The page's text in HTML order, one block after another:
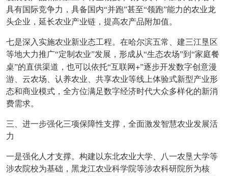
具有国际竞争力，具备国内“并跑”甚至“领跑”能力的农业龙
头企业，延长农业产业链，提高农产品附加值。
七是深入实施农业新业态工程。在哈尔滨五常、建三江垦区
等地大力推广“定制农业”发展，形成从“生态农场”到“家庭餐
桌”的直供渠道，也可以依托“互联网 +”逐步开发数字创意漫
游、云农场、认养农业、共享农业等线上体验式新型产业形
态和商业模式，全方位满足数字经济时代大众多样化的新消
费需求。
三、进一步强化三项保障性支撑，全面激发智慧农业发展活
力
一是强化人才支撑。构建以东北农业大学、八一农垦大学等
涉农院校为基础，黑龙江农业科学院等涉农科研院所为核